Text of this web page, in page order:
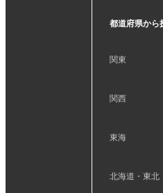
都道府県から
関東
関西
東海
北海道・東北